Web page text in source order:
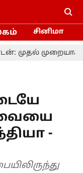
சினிமா
முறையாக
-